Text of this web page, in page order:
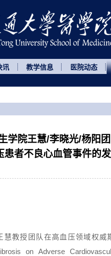
讯 教学信息 医院动态
学院王慧/李晓光/杨阳
患者不良心血管事件的
慧教授团队在高血压领域权威
on Adverse